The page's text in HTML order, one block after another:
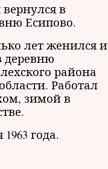
в
Есипово.
лет женился и
деревню
района
Работал
зимой в
года.